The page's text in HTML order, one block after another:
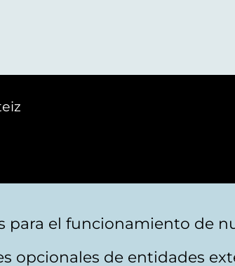
para el funcionamiento de
opcionales de entidades